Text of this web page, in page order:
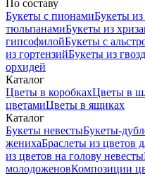
По составу
Букеты с пионамиБукеты
тюльпанамиБукеты из
гипсофилойБукеты с
из гортензийБукеты из
орхидей
Каталог
Цветы в коробкахЦветы в
цветамиЦветы в ящиках
Каталог
Букеты невестыБукеты-
женихаБраслеты из цветов
из цветов на голову невесты
молодоженовКомпозиции